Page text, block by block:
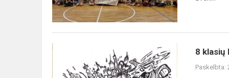
kūrybinių
8 klasių
Paskelbta: